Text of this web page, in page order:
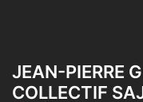
JEAN-PIERRE
COLLECTIF